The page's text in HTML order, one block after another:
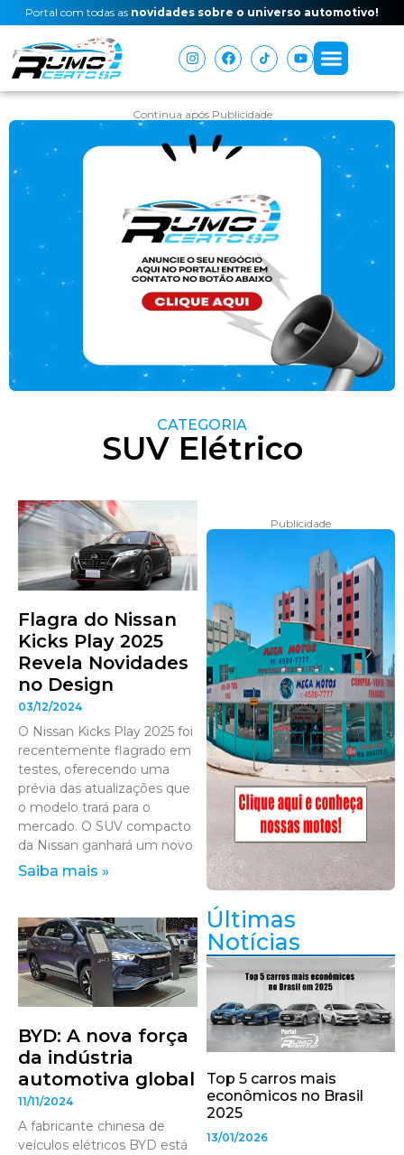
Portal com todas as novidades sobre o universo automotivo!
Continua após Publicidade
CATEGORIA
SUV Elétrico
Flagra do Nissan
Kicks Play 2025
Revela Novidades
no Design
03/12/2024
O Nissan Kicks Play 2025 foi
recentemente flagrado em
testes, oferecendo uma
prévia das atualizações que
o modelo trará para o
mercado. O SUV compacto
da Nissan ganhará um novo
Saiba mais »
BYD: A nova força
da indústria
automotiva global
11/11/2024
A fabricante chinesa de
veículos elétricos BYD está
Publicidade
Últimas
Notícias
Top 5 carros mais
econômicos no Brasil
2025
13/01/2026